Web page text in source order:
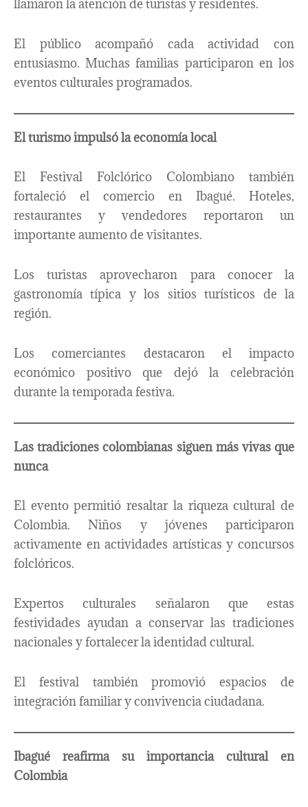
llamaron la atención de turistas y residentes.
El público acompañó cada actividad con
entusiasmo. Muchas familias participaron en los
eventos culturales programados.
El turismo impulsó la economía local
El Festival Folclórico Colombiano también
fortaleció el comercio en Ibagué. Hoteles,
restaurantes y vendedores reportaron un
importante aumento de visitantes.
Los turistas aprovecharon para conocer la
gastronomía típica y los sitios turísticos de la
región.
Los comerciantes destacaron el impacto
económico positivo que dejó la celebración
durante la temporada festiva.
Las tradiciones colombianas siguen más vivas que
nunca
El evento permitió resaltar la riqueza cultural de
Colombia. Niños y jóvenes participaron
activamente en actividades artísticas y concursos
folclóricos.
Expertos culturales señalaron que estas
festividades ayudan a conservar las tradiciones
nacionales y fortalecer la identidad cultural.
El festival también promovió espacios de
integración familiar y convivencia ciudadana.
Ibagué reafirma su importancia cultural en
Colombia